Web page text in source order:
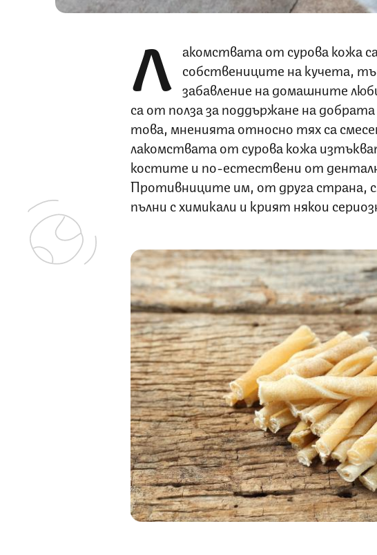
Л акомствата от сурова кожа
собствениците на кучета,
забавление на домашните
са от полза за поддържане на
това, мненията относно тях са
лакомствата от сурова кожа
костите и по-естествени от
Противниците им, от друга страна,
пълни с химикали и крият някои